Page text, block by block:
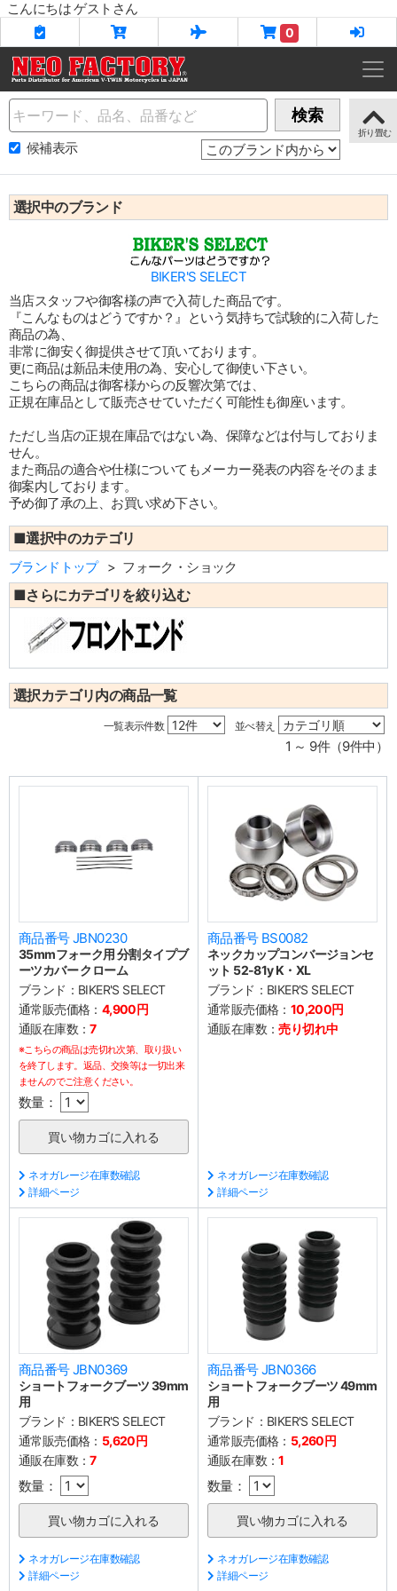
こんにちは ゲストさん
0
Name 検索
候補表示
選択中のブランド
BIKER'S SELECT
当店スタッフや御客様の声で入荷した商品です。
『こんなものはどうですか？』という気持ちで試験的に入荷した
商品の為、
非常に御安く御提供させて頂いております。
更に商品は新品未使用の為、安心して御使い下さい。
こちらの商品は御客様からの反響次第では、
正規在庫品として販売させていただく可能性も御座います。
ただし当店の正規在庫品ではない為、保障などは付与しておりま
せん。
また商品の適合や仕様についてもメーカー発表の内容をそのまま
御案内しております。
予め御了承の上、お買い求め下さい。
■選択中のカテゴリ
ブランドトップ フォーク・ショック
■さらにカテゴリを絞り込む
選択カテゴリ内の商品一覧
一覧表示件数 並べ替え
1 ～ 9件（9件中）
商品番号 JBN0230
35mmフォーク用 分割タイプブ
ーツカバー クローム
ブランド： BIKER'S SELECT
通常販売価格： 4,900円
通販在庫数：7
※こちらの商品は売切れ次第、取り扱い
を終了します。返品、交換等は一切出来
ませんのでご注意ください。
数量：
ネオガレージ在庫数確認
詳細ページ
商品番号 BS0082
ネックカップコンバージョンセ
ット 52-81y K・XL
ブランド： BIKER'S SELECT
通常販売価格： 10,200円
通販在庫数：売り切れ中
ネオガレージ在庫数確認
詳細ページ
商品番号 JBN0369
ショートフォークブーツ 39mm
用
ブランド： BIKER'S SELECT
通常販売価格： 5,620円
通販在庫数：7
数量：
ネオガレージ在庫数確認
詳細ページ
商品番号 JBN0366
ショートフォークブーツ 49mm
用
ブランド： BIKER'S SELECT
通常販売価格： 5,260円
通販在庫数：1
数量：
ネオガレージ在庫数確認
詳細ページ